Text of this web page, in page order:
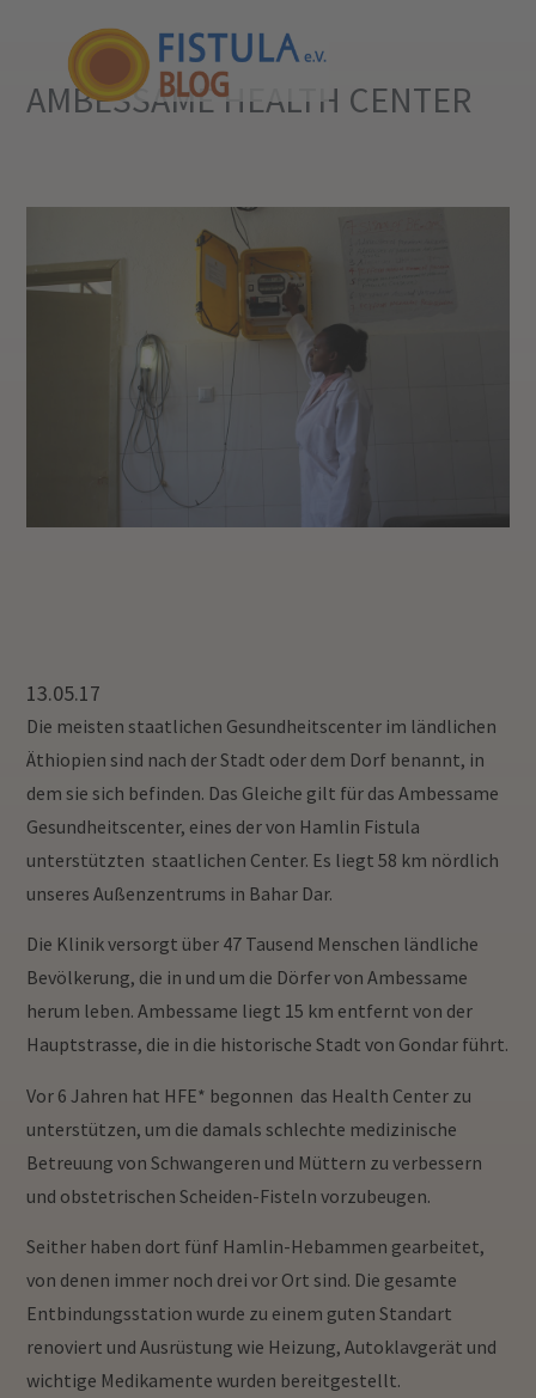
AMBESSAME HEALTH CENTER
13.05.17
Die meisten staatlichen Gesundheitscenter im ländlichen
Äthiopien sind nach der Stadt oder dem Dorf benannt, in
dem sie sich befinden. Das Gleiche gilt für das Ambessame
Gesundheitscenter, eines der von Hamlin Fistula
unterstützten staatlichen Center. Es liegt 58 km nördlich
unseres Außenzentrums in Bahar Dar.
Die Klinik versorgt über 47 Tausend Menschen ländliche
Bevölkerung, die in und um die Dörfer von Ambessame
herum leben. Ambessame liegt 15 km entfernt von der
Hauptstrasse, die in die historische Stadt von Gondar führt.
Vor 6 Jahren hat HFE* begonnen das Health Center zu
unterstützen, um die damals schlechte medizinische
Betreuung von Schwangeren und Müttern zu verbessern
und obstetrischen Scheiden-Fisteln vorzubeugen.
Seither haben dort fünf Hamlin-Hebammen gearbeitet,
von denen immer noch drei vor Ort sind. Die gesamte
Entbindungsstation wurde zu einem guten Standart
renoviert und Ausrüstung wie Heizung, Autoklavgerät und
wichtige Medikamente wurden bereitgestellt.